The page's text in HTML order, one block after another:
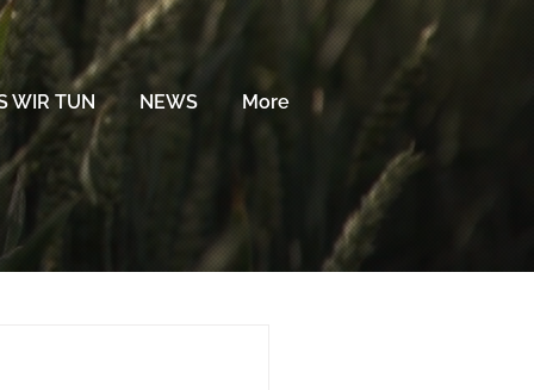
WIR TUN NEWS More